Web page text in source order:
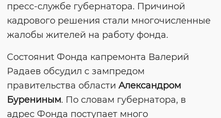
пресс-службе губернатора. Причиной
кадрового решения стали многочисленные
жалобы жителей на работу фонда.
Cостояниt Фонда капремонта Валерий
Радаев обсудил с зампредом
правительства области Александром
Бурениным. По словам губернатора, в
адрес Фонда поступает много